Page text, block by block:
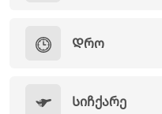
Დრო
Სიჩქარე